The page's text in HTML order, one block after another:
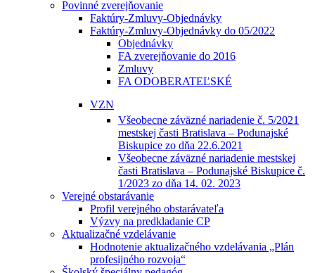
Povinné zverejňovanie
Faktúry-Zmluvy-Objednávky
Faktúry-Zmluvy-Objednávky do 05/2022
Objednávky
FA zverejňovanie do 2016
Zmluvy
FA ODOBERATEĽSKÉ
VZN
Všeobecne záväzné nariadenie č. 5/2021
mestskej časti Bratislava – Podunajské
Biskupice zo dňa 22.6.2021
Všeobecne záväzné nariadenie mestskej
časti Bratislava – Podunajské Biskupice č.
1/2023 zo dňa 14. 02. 2023
Verejné obstarávanie
Profil verejného obstarávateľa
Výzvy na predkladanie CP
Aktualizačné vzdelávanie
Hodnotenie aktualizačného vzdelávania „Plán
profesijného rozvoja“